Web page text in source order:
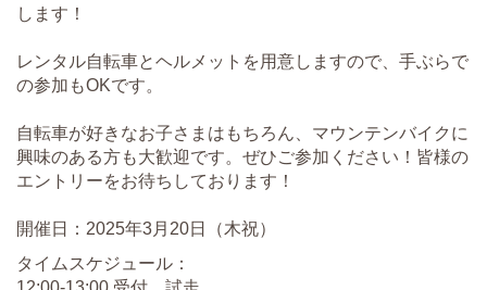
します！
レンタル自転車とヘルメットを用意しますので、手ぶらで
の参加もOKです。
自転車が好きなお子さまはもちろん、マウンテンバイクに
興味のある方も大歓迎です。ぜひご参加ください！皆様の
エントリーをお待ちしております！
開催日：2025年3月20日（木祝）
タイムスケジュール：